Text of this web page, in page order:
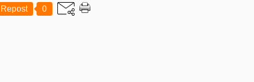
Repost 0